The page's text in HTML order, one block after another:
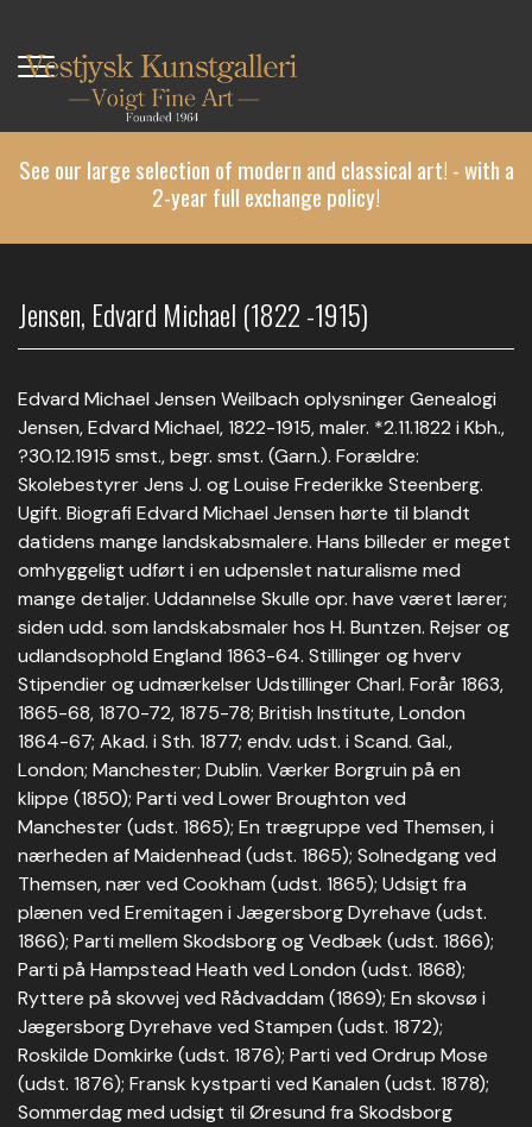
main
content
See our large selection of modern and classical art! - with a
2-year full exchange policy!
Jensen, Edvard Michael (1822 -1915)
Edvard Michael Jensen Weilbach oplysninger Genealogi
Jensen, Edvard Michael, 1822-1915, maler. *2.11.1822 i Kbh.,
?30.12.1915 smst., begr. smst. (Garn.). Forældre:
Skolebestyrer Jens J. og Louise Frederikke Steenberg.
Ugift. Biografi Edvard Michael Jensen hørte til blandt
datidens mange landskabsmalere. Hans billeder er meget
omhyggeligt udført i en udpenslet naturalisme med
mange detaljer. Uddannelse Skulle opr. have været lærer;
siden udd. som landskabsmaler hos H. Buntzen. Rejser og
udlandsophold England 1863-64. Stillinger og hverv
Stipendier og udmærkelser Udstillinger Charl. Forår 1863,
1865-68, 1870-72, 1875-78; British Institute, London
1864-67; Akad. i Sth. 1877; endv. udst. i Scand. Gal.,
London; Manchester; Dublin. Værker Borgruin på en
klippe (1850); Parti ved Lower Broughton ved
Manchester (udst. 1865); En trægruppe ved Themsen, i
nærheden af Maidenhead (udst. 1865); Solnedgang ved
Themsen, nær ved Cookham (udst. 1865); Udsigt fra
plænen ved Eremitagen i Jægersborg Dyrehave (udst.
1866); Parti mellem Skodsborg og Vedbæk (udst. 1866);
Parti på Hampstead Heath ved London (udst. 1868);
Ryttere på skovvej ved Rådvaddam (1869); En skovsø i
Jægersborg Dyrehave ved Stampen (udst. 1872);
Roskilde Domkirke (udst. 1876); Parti ved Ordrup Mose
(udst. 1876); Fransk kystparti ved Kanalen (udst. 1878);
Sommerdag med udsigt til Øresund fra Skodsborg